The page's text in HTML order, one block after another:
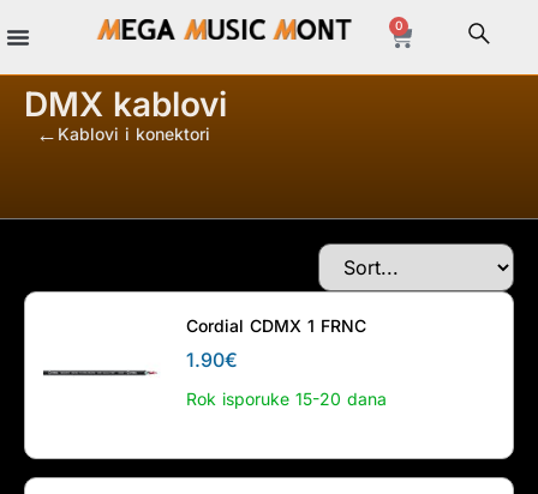
0
DMX kablovi
Kablovi i konektori
Cordial CDMX 1 FRNC
1.90€
Rok isporuke 15-20 dana